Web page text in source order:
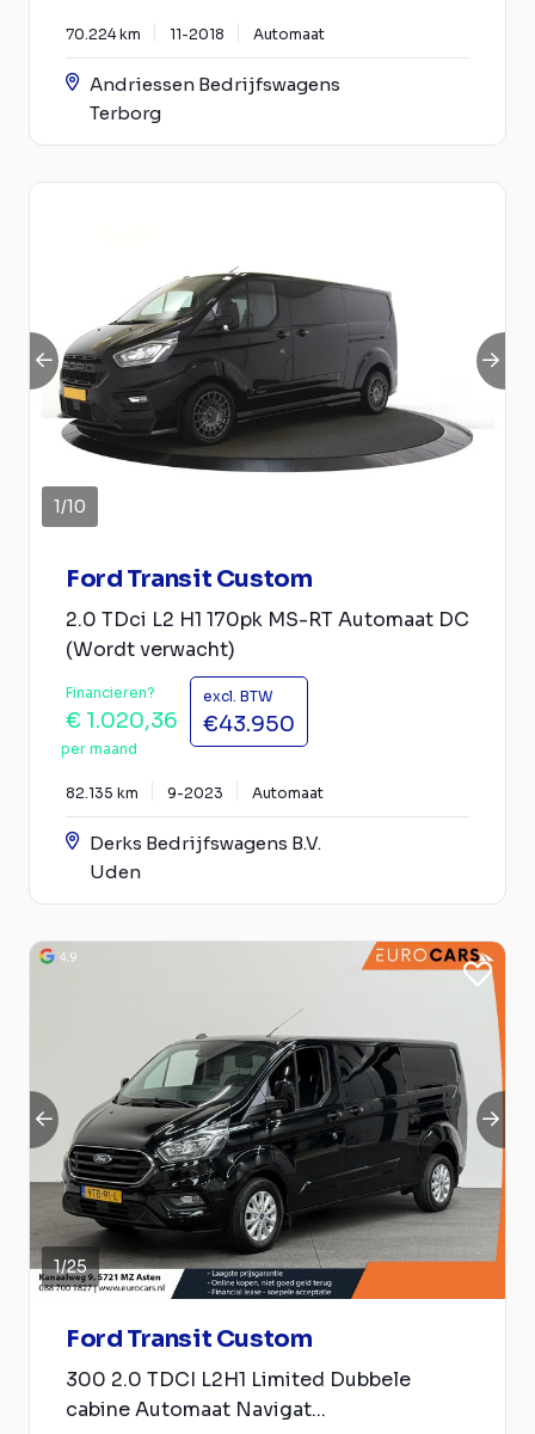
70.224 km 11-2018 Automaat
Andriessen Bedrijfswagens
Terborg
1/10
Ford Transit Custom
2.0 TDci L2 H1 170pk MS-RT Automaat DC
(Wordt verwacht)
Financieren?
€ 1.020,36
per maand
excl. BTW
€43.950
82.135 km 9-2023 Automaat
Derks Bedrijfswagens B.V.
Uden
1/25
Ford Transit Custom
300 2.0 TDCI L2H1 Limited Dubbele
cabine Automaat Navigat...